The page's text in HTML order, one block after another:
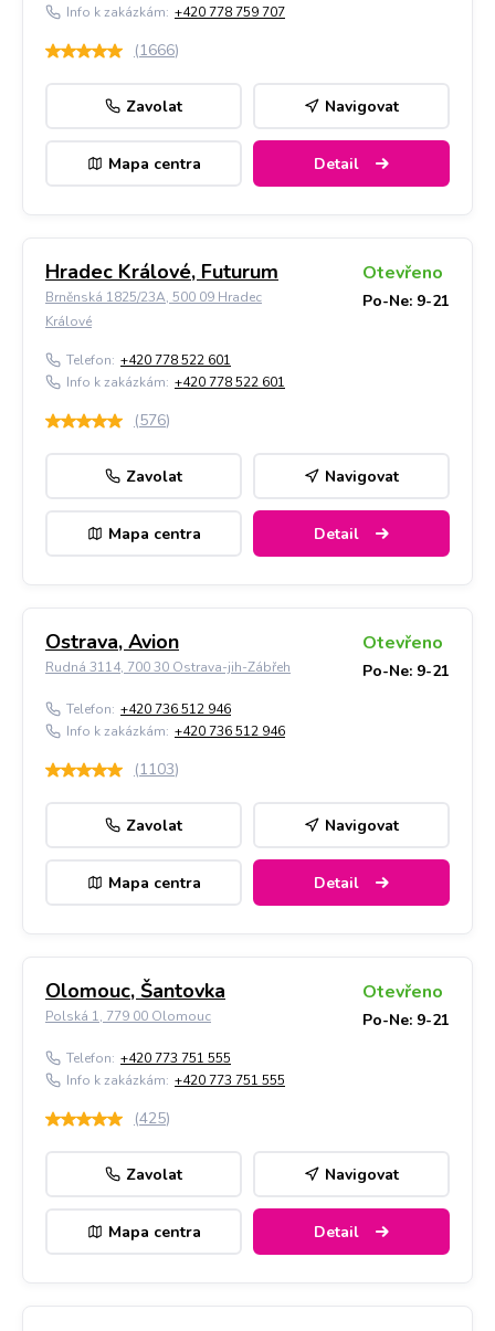
Info k zakázkám: +420 778 759 707
(1666)
Zavolat Navigovat
Mapa centra Detail
Hradec Králové, Futurum
Brněnská 1825/23A, 500 09 Hradec
Králové
Otevřeno
Po-Ne: 9-21
Telefon: +420 778 522 601
Info k zakázkám: +420 778 522 601
(576)
Zavolat Navigovat
Mapa centra Detail
Ostrava, Avion
Rudná 3114, 700 30 Ostrava-jih-Zábřeh
Otevřeno
Po-Ne: 9-21
Telefon: +420 736 512 946
Info k zakázkám: +420 736 512 946
(1103)
Zavolat Navigovat
Mapa centra Detail
Olomouc, Šantovka
Polská 1, 779 00 Olomouc
Otevřeno
Po-Ne: 9-21
Telefon: +420 773 751 555
Info k zakázkám: +420 773 751 555
(425)
Zavolat Navigovat
Mapa centra Detail